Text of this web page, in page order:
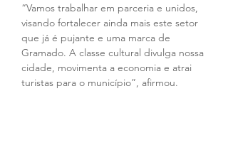
“Vamos trabalhar em parceria e unidos,
visando fortalecer ainda mais este setor
que já é pujante e uma marca de
Gramado. A classe cultural divulga nossa
cidade, movimenta a economia e atrai
turistas para o município”, afirmou.